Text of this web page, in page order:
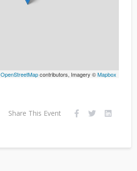
OpenStreetMapcontributors, Imagery ©Mapbox
Share This Event